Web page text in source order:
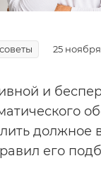
25
и
должное
его